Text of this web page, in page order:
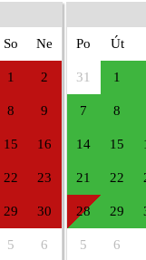
So Ne
1 2
8 9
15 16
22 23
29 30
5 6
Po Út
31 1
7 8
14 15
21 22
28 29
5 6